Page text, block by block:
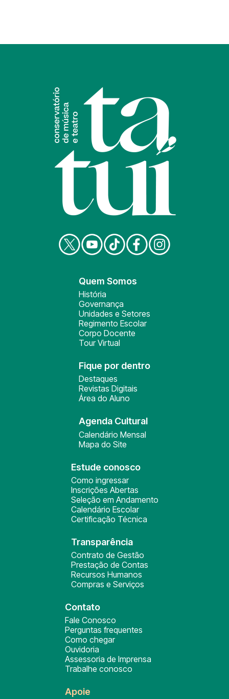
Quem Somos
História
Governança
Unidades e Setores
Regimento Escolar
Corpo Docente
Tour Virtual
Fique por dentro
Destaques
Revistas Digitais
Área do Aluno
Agenda Cultural
Calendário Mensal
Mapa do Site
Estude conosco
Como ingressar
Inscrições Abertas
Seleção em Andamento
Calendário Escolar
Certificação Técnica
Transparência
Contrato de Gestão
Prestação de Contas
Recursos Humanos
Compras e Serviços
Contato
Fale Conosco
Perguntas frequentes
Como chegar
Ouvidoria
Assessoria de Imprensa
Trabalhe conosco
Apoie